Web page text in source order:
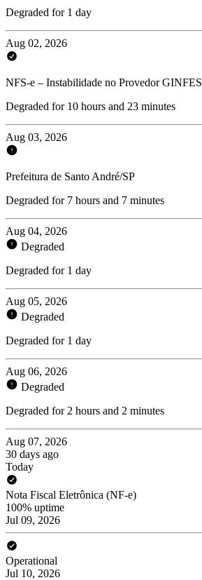
Degraded for 1 day
Aug 02, 2026
NFS-e – Instabilidade no Provedor GINFES
Degraded for 10 hours and 23 minutes
Aug 03, 2026
Prefeitura de Santo André/SP
Degraded for 7 hours and 7 minutes
Aug 04, 2026
Degraded
Degraded for 1 day
Aug 05, 2026
Degraded
Degraded for 1 day
Aug 06, 2026
Degraded
Degraded for 2 hours and 2 minutes
Aug 07, 2026
30 days ago
Today
Nota Fiscal Eletrônica (NF-e)
100% uptime
Jul 09, 2026
Operational
Jul 10, 2026